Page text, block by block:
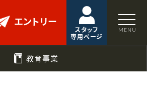
エントリー
スタッフ
専用ページ
教育事業